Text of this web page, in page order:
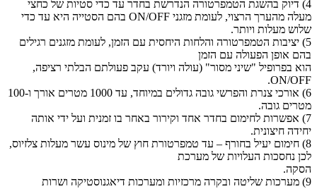
4) דיוק בהשגת הטמפרטורה הנדרשת בחדר עד כדי סטיות של כחצי
מעלה מהערך הרצוי, לעומת מזגני ON/OFF בהם הסטייה היא עד כדי
שלוש מעלות ויותר.
5) יציבות הטמפרטורה והלחות היחסית עם הזמן, לעומת מזגנים רגילים
בהם אופן הפעולה עם הזמן
הוא בפרופיל "שיני מסור" (עולה ויורד) עקב פעולתם הבלתי רציפה,
ON/OFF.
6) אורכי צנרת והפרשי גובה גדולים במיוחד, עד 1000 מטרים אורך ו-100
מטרים גובה.
7) אפשרות לחימום בחדר אחד וקירור באחר בו זמנית ועל ידי אותה
יחידה חיצונית.
8) חימום יעיל בחורף – עד טמפרטורת חוץ של מינוס עשר מעלות צלזיוס,
לכן נחסכות העלויות של מערכת
הסקה.
9) מערכות שליטה ובקרה מרכזיות ומערכות דיאגנוסטיקה ושרות